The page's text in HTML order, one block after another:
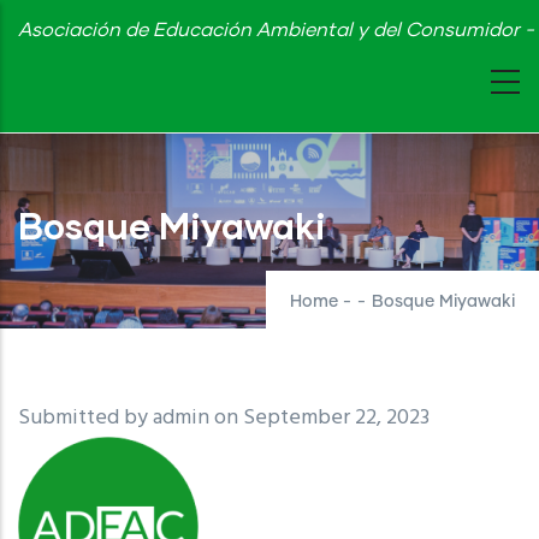
Skip
content
Asociación de Educación Ambiental y del Consumidor
Bosque Miyawaki
Home - - Bosque Miyawaki
Submitted byadminon September 22, 2023